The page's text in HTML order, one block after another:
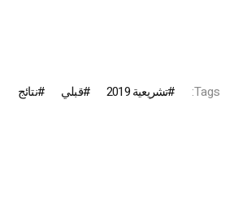
Tags: تشريعية 2019 قبلي نتائج